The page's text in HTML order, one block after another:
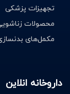
تجهیزات پزشکی
محصولات
مکمل‌های
داروخانه انلاین